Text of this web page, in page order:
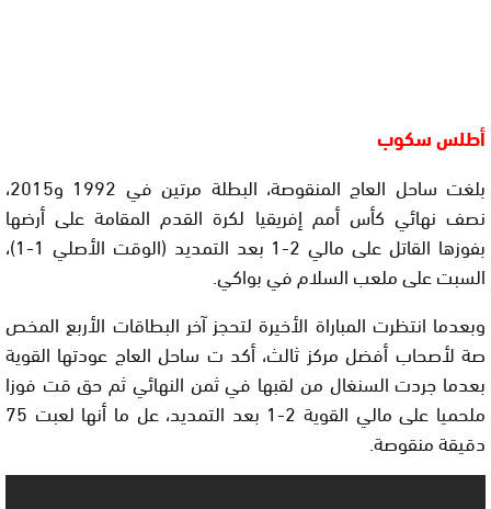
أطلس سكوب
بلغت ساحل العاج المنقوصة، البطلة مرتين في 1992 و2015،
نصف نهائي كأس أمم إفريقيا لكرة القدم المقامة على أرضها
بفوزها القاتل على مالي 2-1 بعد التمديد (الوقت الأصلي 1-1)،
السبت على ملعب السلام في بواكي.
وبعدما انتظرت المباراة الأخيرة لتحجز آخر البطاقات الأربع المخص
صة لأصحاب أفضل مركز ثالث، أكد ت ساحل العاج عودتها القوية
بعدما جردت السنغال من لقبها في ثمن النهائي ثم حق قت فوزا
ملحميا على مالي القوية 2-1 بعد التمديد، عل ما أنها لعبت 75
دقيقة منقوصة.